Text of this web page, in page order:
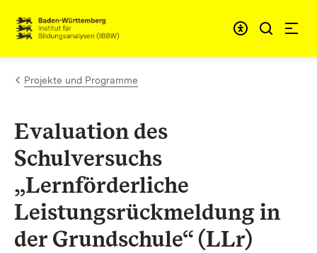
Zum Inhalt springen
Link zur Startseite
Projekte und Programme
Evaluation des
Schulversuchs
„Lernförderliche
Leistungsrückmeldung in
der Grundschule“ (LLr)